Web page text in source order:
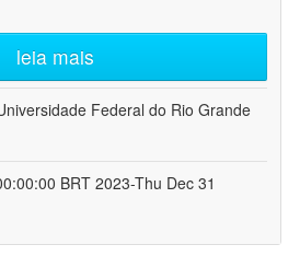
leia mais
Federal do Rio Grande
BRT 2023-Thu Dec 31